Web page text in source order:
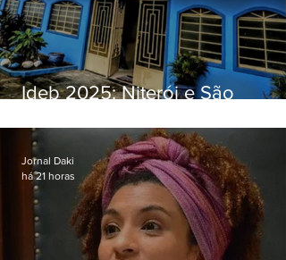
Ideb 2025: Niterói e São
distintos no ensino médio; veja
Jornal Daki
há 21 horas